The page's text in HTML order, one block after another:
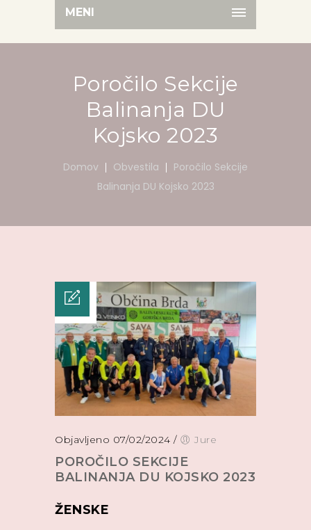
MENI
Poročilo Sekcije
Balinanja DU
Kojsko 2023
Domov Obvestila
Poročilo Sekcije
Balinanja DU Kojsko 2023
Objavljeno 07/02/2024 / Jure
POROČILO SEKCIJE
BALINANJA DU KOJSKO 2023
ŽENSKE